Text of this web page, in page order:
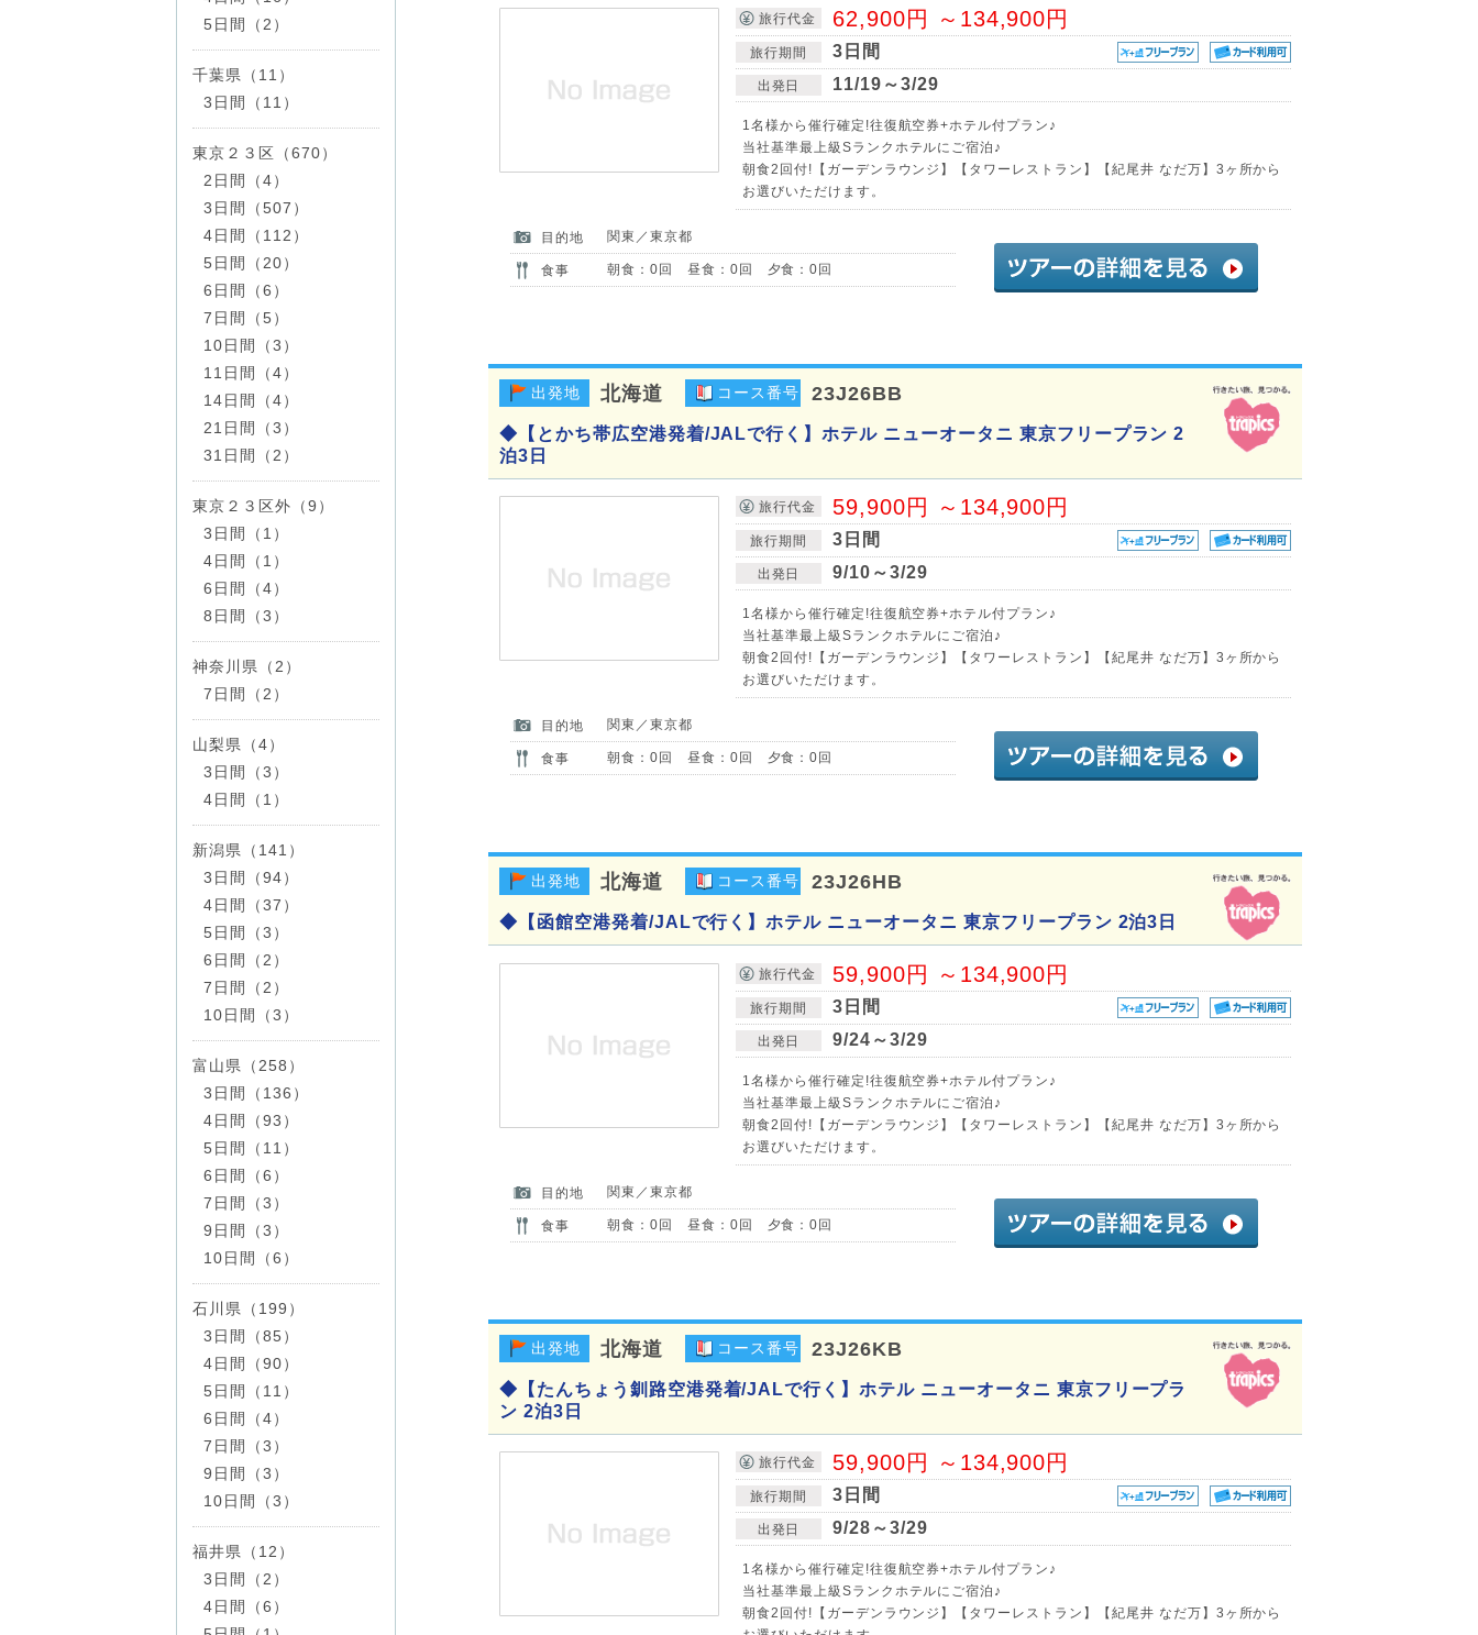
旅行代金 62,900円 ～134,900円
旅行期間 3日間
出発日 11/19～3/29
1名様から催行確定!往復航空券+ホテル付プラン♪
当社基準最上級Sランクホテルにご宿泊♪
朝食2回付!【ガーデンラウンジ】【タワーレストラン】【紀尾井 なだ万】3ヶ所から
お選びいただけます。
目的地 関東／東京都
食事 朝食：0回 昼食：0回 夕食：0回
出発地 北海道 コース番号 23J26BB
◆【とかち帯広空港発着/JALで行く】ホテル ニューオータニ 東京フリープラン 2
泊3日
旅行代金 59,900円 ～134,900円
旅行期間 3日間
出発日 9/10～3/29
1名様から催行確定!往復航空券+ホテル付プラン♪
当社基準最上級Sランクホテルにご宿泊♪
朝食2回付!【ガーデンラウンジ】【タワーレストラン】【紀尾井 なだ万】3ヶ所から
お選びいただけます。
目的地 関東／東京都
食事 朝食：0回 昼食：0回 夕食：0回
出発地 北海道 コース番号 23J26HB
◆【函館空港発着/JALで行く】ホテル ニューオータニ 東京フリープラン 2泊3日
旅行代金 59,900円 ～134,900円
旅行期間 3日間
出発日 9/24～3/29
1名様から催行確定!往復航空券+ホテル付プラン♪
当社基準最上級Sランクホテルにご宿泊♪
朝食2回付!【ガーデンラウンジ】【タワーレストラン】【紀尾井 なだ万】3ヶ所から
お選びいただけます。
目的地 関東／東京都
食事 朝食：0回 昼食：0回 夕食：0回
出発地 北海道 コース番号 23J26KB
◆【たんちょう釧路空港発着/JALで行く】ホテル ニューオータニ 東京フリープラ
ン 2泊3日
旅行代金 59,900円 ～134,900円
旅行期間 3日間
出発日 9/28～3/29
1名様から催行確定!往復航空券+ホテル付プラン♪
当社基準最上級Sランクホテルにご宿泊♪
朝食2回付!【ガーデンラウンジ】【タワーレストラン】【紀尾井 なだ万】3ヶ所から
5日間（2）
千葉県（11）
3日間（11）
東京２３区（670）
2日間（4）
3日間（507）
4日間（112）
5日間（20）
6日間（6）
7日間（5）
10日間（3）
11日間（4）
14日間（4）
21日間（3）
31日間（2）
東京２３区外（9）
3日間（1）
4日間（1）
6日間（4）
8日間（3）
神奈川県（2）
7日間（2）
山梨県（4）
3日間（3）
4日間（1）
新潟県（141）
3日間（94）
4日間（37）
5日間（3）
6日間（2）
7日間（2）
10日間（3）
富山県（258）
3日間（136）
4日間（93）
5日間（11）
6日間（6）
7日間（3）
9日間（3）
10日間（6）
石川県（199）
3日間（85）
4日間（90）
5日間（11）
6日間（4）
7日間（3）
9日間（3）
10日間（3）
福井県（12）
3日間（2）
4日間（6）